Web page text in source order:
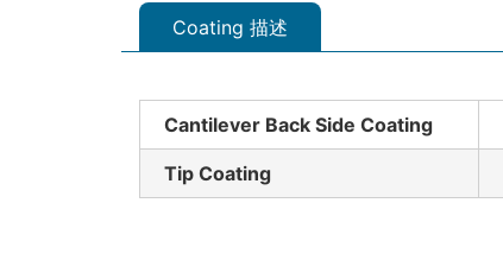
Coating 描述
Cantilever Back Side Coating
Tip Coating